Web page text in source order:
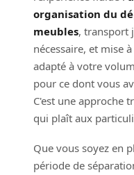
organisation du
meubles, transport
nécessaire, et mise
adapté à votre
pour ce dont vous
C'est une approche
qui plaît aux
Que vous soyez en
période de